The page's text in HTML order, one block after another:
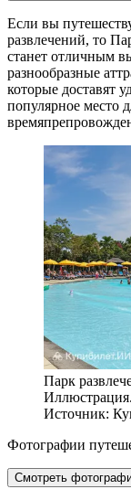
Если вы
развлечений, то
станет отличным
разнообразные
которые доставят
популярное место
Парк
Иллюстрация.
Источник:
Фотографии
Смотреть